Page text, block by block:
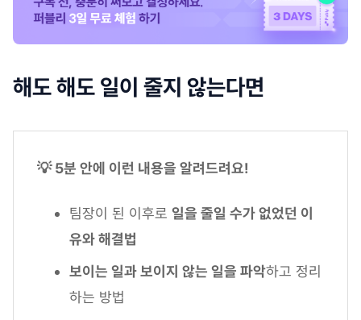
해도 해도 일이 줄지 않는다면
💡 5분 안에 이런 내용을 알려드려요!
팀장이 된 이후로 일을 줄일 수가 없었던 이
유와 해결법
보이는 일과 보이지 않는 일을 파악하고 정리
하는 방법